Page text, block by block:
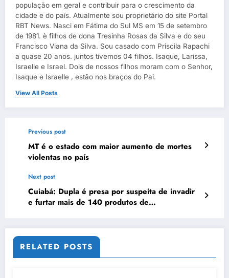
população em geral e contribuir para o crescimento da
cidade e do país. Atualmente sou proprietário do site Portal
RBT News. Nasci em Fátima do Sul MS em 15 de setembro
de 1981. è filhos de dona Tresinha Rosas da Silva e do seu
Francisco Viana da Silva. Sou casado com Priscila Rapachi
a quase 20 anos. juntos tivemos 04 filhos. Isaque, Larissa,
Israelle e Israel. Dois de nossos filhos moram com o Senhor,
Isaque e Israelle , estão nos braços do Pai.
View All Posts
Previous post
MT é o estado com maior aumento de mortes
violentas no país
Next post
Cuiabá: Dupla é presa por suspeita de invadir
e furtar mais de 140 produtos de
RELATED POSTS